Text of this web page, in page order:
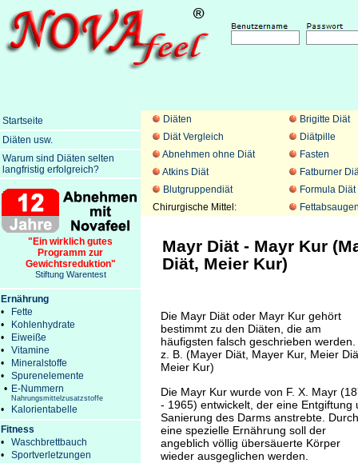
Diäten
Brigitte Diät
Diät Vergleich
Diätpille
Abnehmen ohne Diät
Fasten
Atkins Diät
Fatburner
Blutgruppendiät
Formula Diät
Chirurgische Mittel:
Mayr Diät - Mayr Kur
Diät, Meier Kur)
Die Mayr Diät oder Mayr Kur gehört
bestimmt zu den Diäten, die am
häufigsten falsch geschrieben werden.
z. B. (Mayer Diät, Mayer Kur, Meier
Meier Kur)
Die Mayr Kur wurde von F. X. Mayr
- 1965) entwickelt, der eine Entgiftung
Sanierung des Darms anstrebte. Durch
eine spezielle Ernährung soll der
angeblich völlig übersäuerte Körper
wieder ausgeglichen werden.
Startseite
Diäten usw.
Warum sind Diäten selten
langfristig erfolgreich?
"Ein wirklich gutes
Programm zur
Gewichtsreduktion"
Stiftung Warentest
Ernährung
•
Fette
•
Kohlenhydrate
•
Eiweiße
•
Vitamine
•
Mineralstoffe
•
Spurenelemente
• E-Nummern
Nahrungsmittelzusatzstoffe
•
Kalorientabelle
Fitness
•
Waschbrettbauch
•
Sportverletzungen